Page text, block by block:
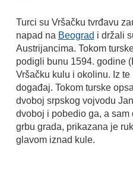
Turci su Vršačku tvrđavu
napad na Beograd i držali
Austrijancima. Tokom
podigli bunu 1594. godine
Vršačku kulu i okolinu. Iz
događaj. Tokom turske
dvoboj srpskog vojvodu
dvoboj i pobedio ga, a
grbu grada, prikazana je
glavom iznad kule.